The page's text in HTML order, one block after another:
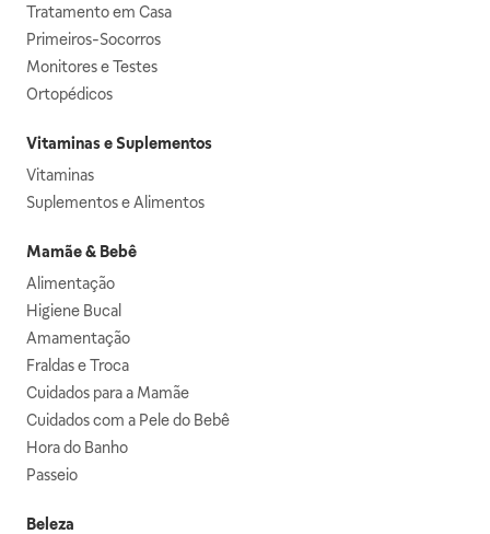
Tratamento em Casa
Primeiros-Socorros
Monitores e Testes
Ortopédicos
Vitaminas e Suplementos
Vitaminas
Suplementos e Alimentos
Mamãe & Bebê
Alimentação
Higiene Bucal
Amamentação
Fraldas e Troca
Cuidados para a Mamãe
Cuidados com a Pele do Bebê
Hora do Banho
Passeio
Beleza